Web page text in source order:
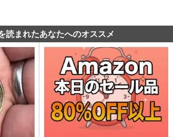
読まれたあなたへのオススメ